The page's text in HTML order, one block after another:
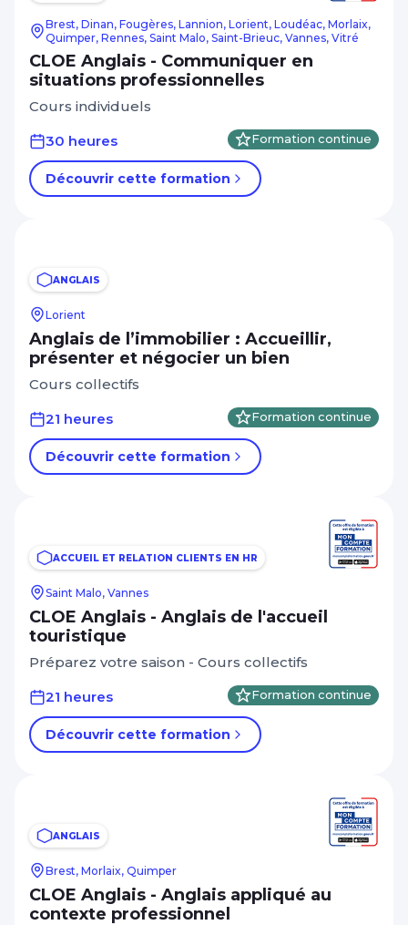
Brest, Dinan, Fougères, Lannion, Lorient, Loudéac, Morlaix,
Quimper, Rennes, Saint Malo, Saint-Brieuc, Vannes, Vitré
CLOE Anglais - Communiquer en
situations professionnelles
Cours individuels
30 heures
Formation continue
Découvrir cette formation
ANGLAIS
Lorient
Anglais de l’immobilier : Accueillir,
présenter et négocier un bien
Cours collectifs
21 heures
Formation continue
Découvrir cette formation
ACCUEIL ET RELATION CLIENTS EN HR
Saint Malo, Vannes
CLOE Anglais - Anglais de l'accueil
touristique
Préparez votre saison - Cours collectifs
21 heures
Formation continue
Découvrir cette formation
ANGLAIS
Brest, Morlaix, Quimper
CLOE Anglais - Anglais appliqué au
contexte professionnel